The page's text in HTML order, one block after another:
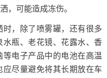
，可能造成冻伤。
，除了喷雾罐，还有很多
瓶、老花镜、花露水、香
电子产品中的电池在高温
尽量避免将其长期放在车